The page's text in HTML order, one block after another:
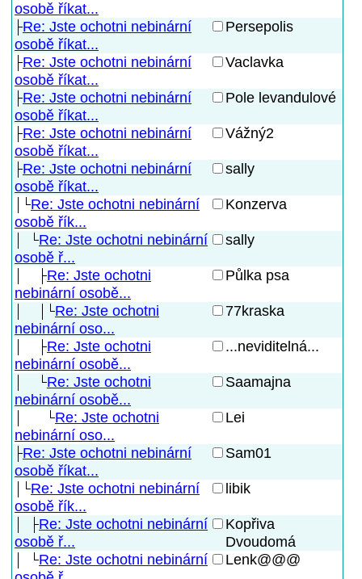
osobě říkat...
Re: Jste ochotni nebinární
osobě říkat...
Persepolis
Re: Jste ochotni nebinární
osobě říkat...
Vaclavka
Re: Jste ochotni nebinární
osobě říkat...
Pole levandulové
Re: Jste ochotni nebinární
osobě říkat...
Vážný2
Re: Jste ochotni nebinární
osobě říkat...
sally
Re: Jste ochotni nebinární
osobě řík...
Konzerva
Re: Jste ochotni nebinární
osobě ř...
sally
Re: Jste ochotni
nebinární osobě...
Půlka psa
Re: Jste ochotni
nebinární oso...
77kraska
Re: Jste ochotni
nebinární osobě...
...neviditelná...
Re: Jste ochotni
nebinární osobě...
Saamajna
Re: Jste ochotni
nebinární oso...
Lei
Re: Jste ochotni nebinární
osobě říkat...
Sam01
Re: Jste ochotni nebinární
osobě řík...
libik
Re: Jste ochotni nebinární
osobě ř...
Kopřiva
Dvoudomá
Re: Jste ochotni nebinární
Lenk@@@